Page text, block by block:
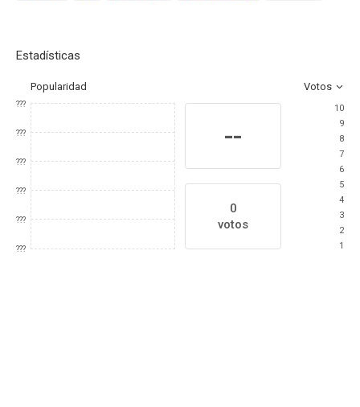
Estadísticas
Popularidad Votos
???
???
???
???
???
???
--
0
votos
10
9
8
7
6
5
4
3
2
1